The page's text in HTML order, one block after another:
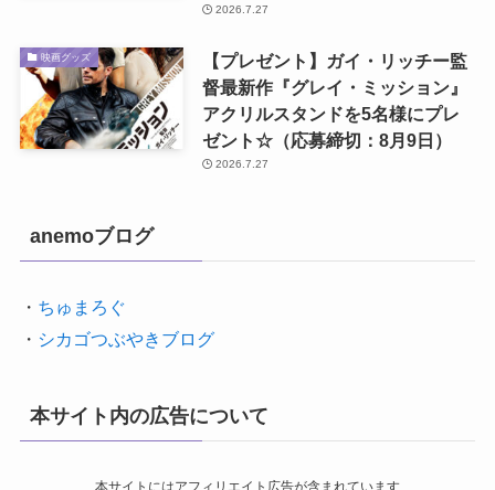
2026.7.27
映画グッズ
【プレゼント】ガイ・リッチー監
督最新作『グレイ・ミッション』
アクリルスタンドを5名様にプレ
ゼント☆（応募締切：8月9日）
2026.7.27
anemoブログ
・ ちゅまろぐ
・ シカゴつぶやきブログ
本サイト内の広告について
本サイトにはアフィリエイト広告が含まれています